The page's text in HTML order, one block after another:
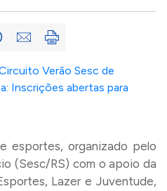
esportes, organizado pelo
(Sesc/RS) com o apoio da
Lazer e Juventude,